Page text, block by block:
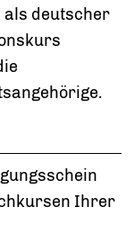
als deutscher
Ihrer